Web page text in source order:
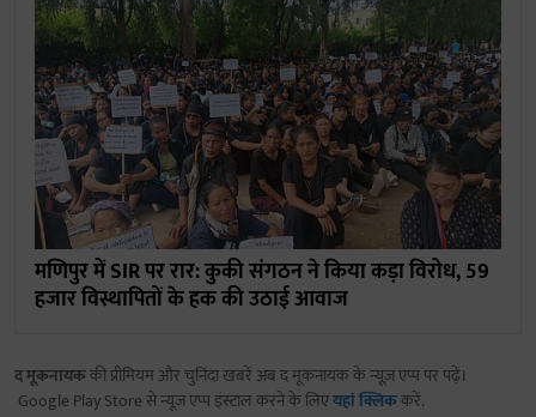
मणिपुर में SIR पर रार: कुकी संगठन ने किया कड़ा विरोध, 59
हजार विस्थापितों के हक की उठाई आवाज
द मूकनायककी प्रीमियम और चुनिंदा खबरें अब द मूकनायक के न्यूज़ एप्प पर पढ़ें।
Google Play Store से न्यूज़ एप्प इंस्टाल करने के लिएयहां क्लिककरें.